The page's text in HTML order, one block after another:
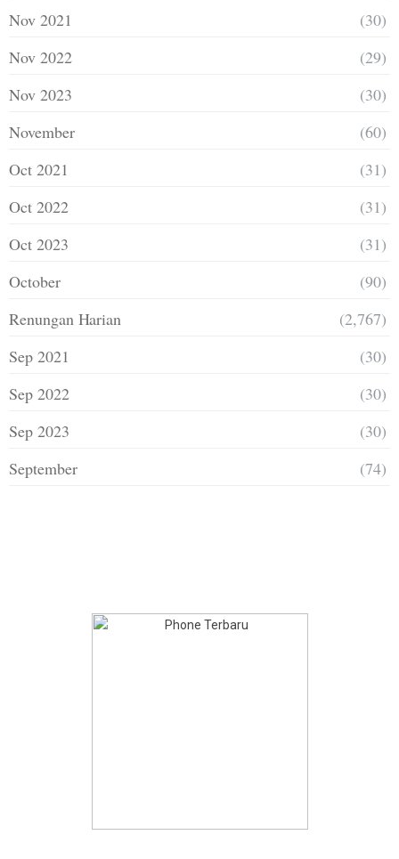
Nov 2021
(30)
Nov 2022
(29)
Nov 2023
(30)
November
(60)
Oct 2021
(31)
Oct 2022
(31)
Oct 2023
(31)
October
(90)
Renungan Harian
(2,767)
Sep 2021
(30)
Sep 2022
(30)
Sep 2023
(30)
September
(74)